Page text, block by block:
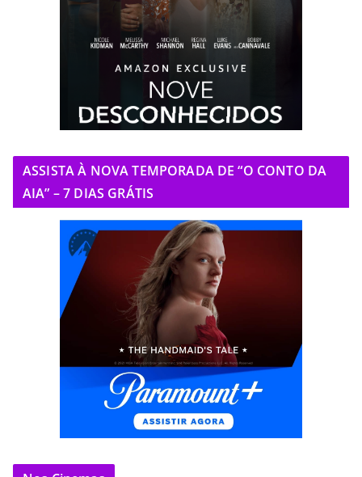
ASSISTA À NOVA TEMPORADA DE “O CONTO DA
AIA” – 7 DIAS GRÁTIS